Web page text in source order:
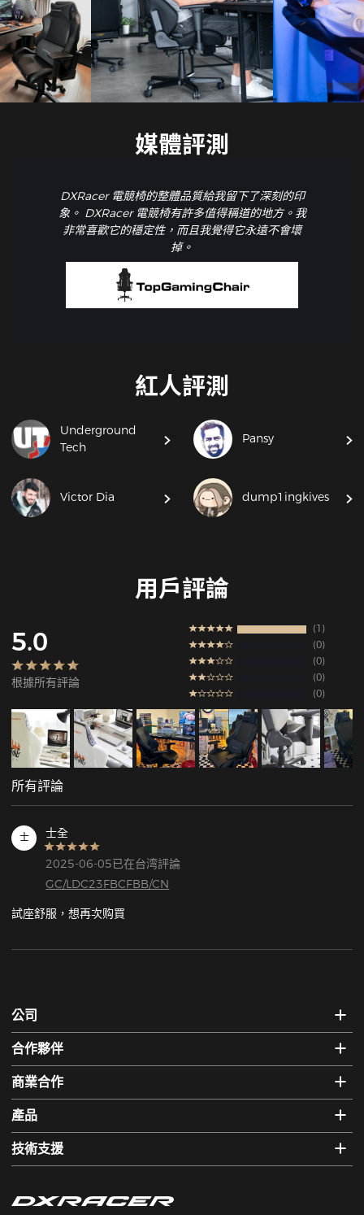
媒體評測
DXRacer 電競椅的整體品質給我留下了深刻的印
象。 DXRacer 電競椅有許多值得稱道的地方。我
非常喜歡它的穩定性，而且我覺得它永遠不會壞
掉。
紅人評測
Underground
Tech
Pansy
Victor Dia dump1ingkives
用戶評論
5.0
根據所有評論
1
0
0
0
0
所有評論
士 士全
2025-06-05已在台湾評論
GC/LDC23FBCFBB/CN
試座舒服，想再次购買
公司
合作夥伴
商業合作
產品
技術支援